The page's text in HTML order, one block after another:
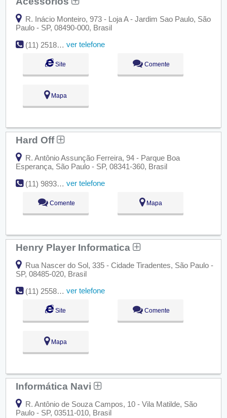
R. Inácio Monteiro, 973 - Loja A - Jardim Sao Paulo, São
Paulo - SP, 08490-000, Brasil
(11) 2518-5561
ver telefone
Site Comente
Mapa
Hard Off
R. Antônio Assunção Ferreira, 94 - Parque Boa
Esperança, São Paulo - SP, 08341-360, Brasil
(11) 98939-8103
ver telefone
Comente Mapa
Henry Player Informatica
Rua Nascer do Sol, 335 - Cidade Tiradentes, São Paulo -
SP, 08485-020, Brasil
(11) 2558-8654
ver telefone
Site Comente
Mapa
Informática Navi
R. Antônio de Souza Campos, 10 - Vila Matilde, São
Paulo - SP, 03511-010, Brasil